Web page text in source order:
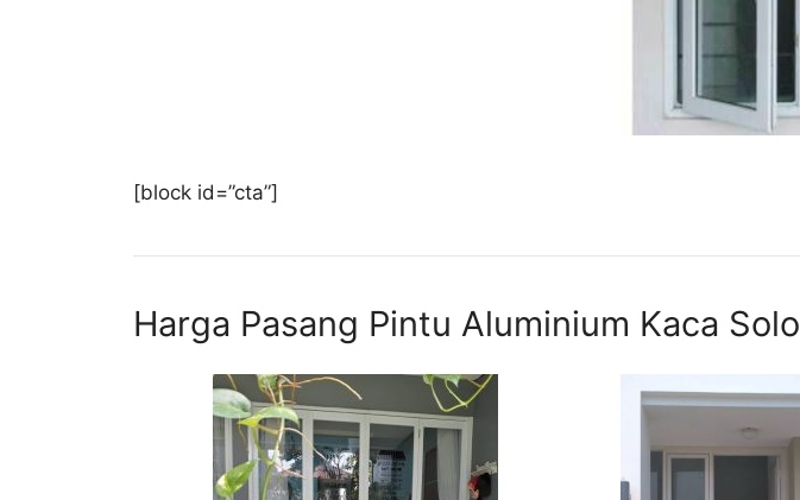
[block id=”cta”]
Harga Pasang Pintu Aluminium Kaca Solo